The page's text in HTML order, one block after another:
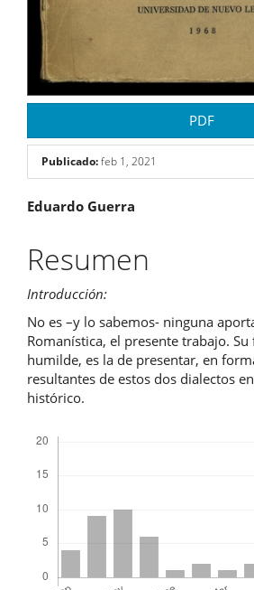
PDF
Publicado:feb 1, 2021
Contenido
principal
del
artículo
Eduardo Guerra
Resumen
Introducción:
No es –y lo sabemos- ninguna
Romanística, el presente trabajo.
humilde, es la de presentar, en
resultantes de estos dos dialectos
histórico.